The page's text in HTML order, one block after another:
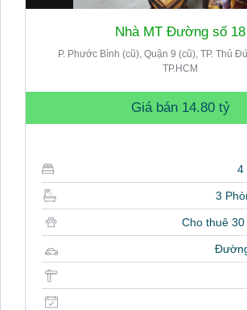
Nhà MT Đường số 18
P. Phước Bình (cũ), Quận 9 (cũ), TP. Thủ
TP.HCM
Giá bán 14.80 tỷ
4
3
Cho thuê